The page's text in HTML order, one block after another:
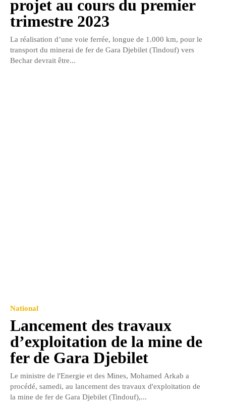
projet au cours du premier
trimestre 2023
La réalisation d’une voie ferrée, longue de 1.000 km, pour le
transport du minerai de fer de Gara Djebilet (Tindouf) vers
Bechar devrait être...
National
Lancement des travaux
d’exploitation de la mine de
fer de Gara Djebilet
Le ministre de l'Energie et des Mines, Mohamed Arkab a
procédé, samedi, au lancement des travaux d'exploitation de
la mine de fer de Gara Djebilet (Tindouf),...